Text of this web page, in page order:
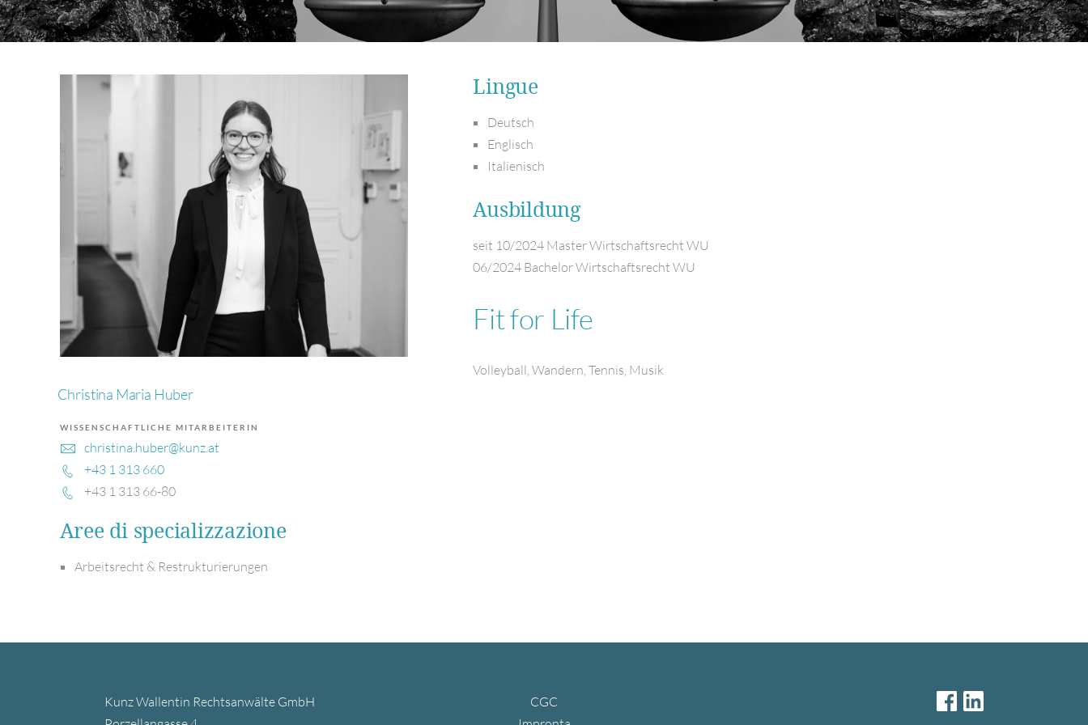
Christina Maria Huber
WISSENSCHAFTLICHE MITARBEITERIN
christina.huber@kunz.at
+43 1 313 660
+43 1 313 66-80
Aree di specializzazione
Arbeitsrecht & Restrukturierungen
Lingue
Deutsch
Englisch
Italienisch
Ausbildung
seit 10/2024 Master Wirtschaftsrecht WU
06/2024 Bachelor Wirtschaftsrecht WU
Fit for Life
Volleyball, Wandern, Tennis, Musik
Kunz Wallentin Rechtsanwälte GmbH
CGC